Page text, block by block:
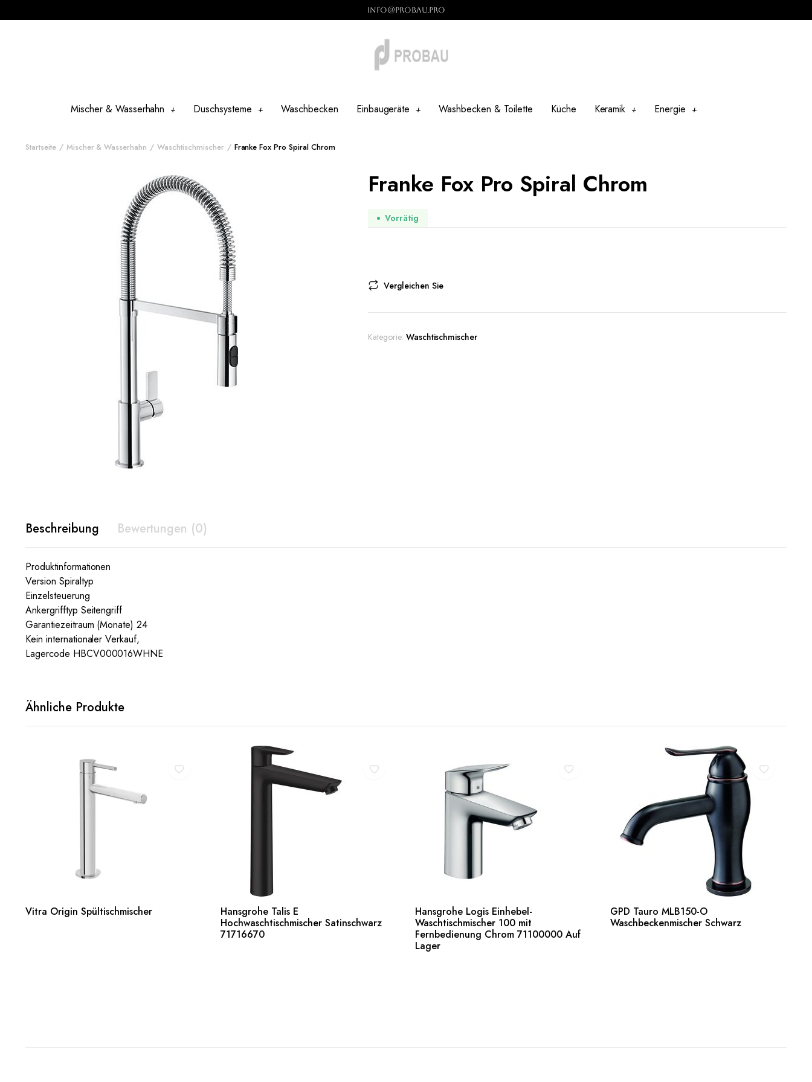
info@probau.pro
Mischer & Wasserhahn Duschsysteme Waschbecken Einbaugeräte Washbecken & Toilette Küche Keramik Energie
Startseite Mischer & Wasserhahn Waschtischmischer Franke Fox Pro Spiral Chrom
Franke Fox Pro Spiral Chrom
Vorrätig
Vergleichen Sie
Kategorie: Waschtischmischer
Beschreibung Bewertungen (0)
Produktinformationen
Version Spiraltyp
Einzelsteuerung
Ankergrifftyp Seitengriff
Garantiezeitraum (Monate) 24
Kein internationaler Verkauf,
Lagercode HBCV000016WHNE
Ähnliche Produkte
Vitra Origin Spültischmischer
Weiterlesen
Hansgrohe Talis E
Hochwaschtischmischer Satinschwarz
71716670
Weiterlesen
Hansgrohe Logis Einhebel-
Waschtischmischer 100 mit
Fernbedienung Chrom 71100000 Auf
Lager
Weiterlesen
GPD Tauro MLB150-O
Waschbeckenmischer Schwarz
Weiterlesen